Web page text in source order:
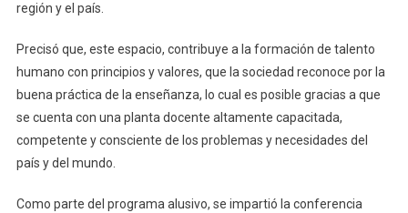
región y el país.
Precisó que, este espacio, contribuye a la formación de talento
humano con principios y valores, que la sociedad reconoce por la
buena práctica de la enseñanza, lo cual es posible gracias a que
se cuenta con una planta docente altamente capacitada,
competente y consciente de los problemas y necesidades del
país y del mundo.
Como parte del programa alusivo, se impartió la conferencia